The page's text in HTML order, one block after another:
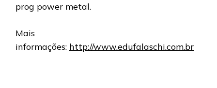
prog power metal.
Mais
informações: http://www.edufalaschi.com.br